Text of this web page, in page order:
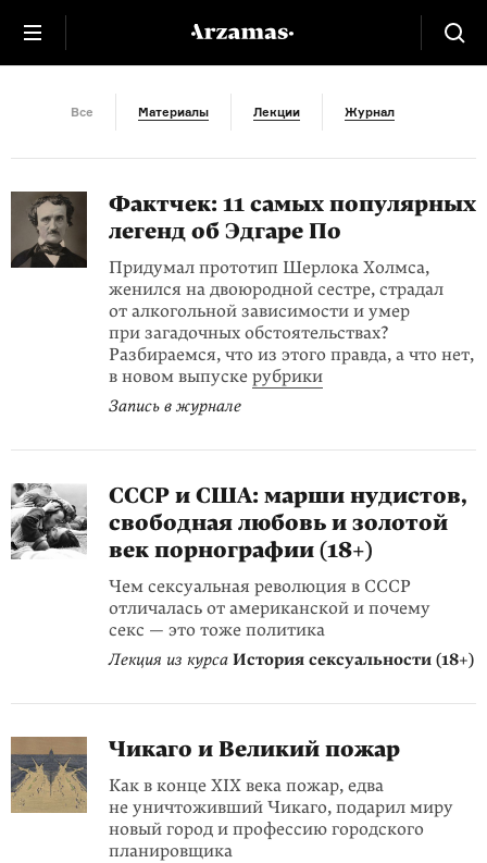
Америка
Все Материалы Лекции Журнал
Фактчек: 11 самых популярных
легенд об Эдгаре По
Придумал прототип Шерлока Холмса,
женился на двоюродной сестре, страдал
от алкогольной зависимости и умер
при загадочных обстоятельствах?
Разбираемся, что из этого правда, а что нет,
в новом выпуске рубрики
Запись в журнале
СССР и США: марши нудистов,
свободная любовь и золотой
век порнографии (18+)
Чем сексуальная революция в СССР
отличалась от американской и почему
секс — это тоже политика
Лекция из курса История сексуальности (18+)
Чикаго и Великий пожар
Как в конце XIX века пожар, едва
не уничтоживший Чикаго, подарил миру
новый город и профессию городского
планировщика